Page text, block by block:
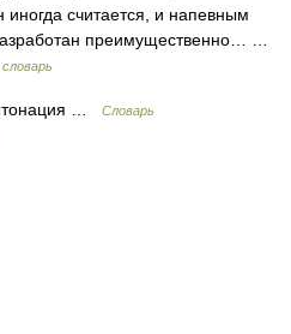
иногда считается, и напевным
преимущественно… …
…
Словарь